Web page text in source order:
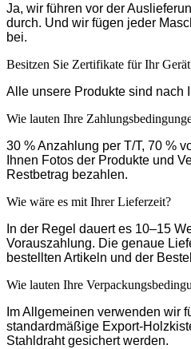
Ja, wir führen vor der
durch. Und wir fügen jeder
bei.
Besitzen Sie Zertifikate für Ihr
Alle unsere Produkte sind nach
Wie lauten Ihre
30 % Anzahlung per T/T, 70 %
Ihnen Fotos der Produkte und
Restbetrag bezahlen.
Wie wäre es mit Ihrer Lieferzeit?
In der Regel dauert es 10–15
Vorauszahlung. Die genaue
bestellten Artikeln und der
Wie lauten Ihre
Im Allgemeinen verwenden wir
standardmäßige Export-
Stahldraht gesichert werden.